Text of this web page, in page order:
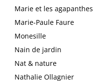
Marie et les agapanthes
Marie-Paule Faure
Monesille
Nain de jardin
Nat & nature
Nathalie Ollagnier